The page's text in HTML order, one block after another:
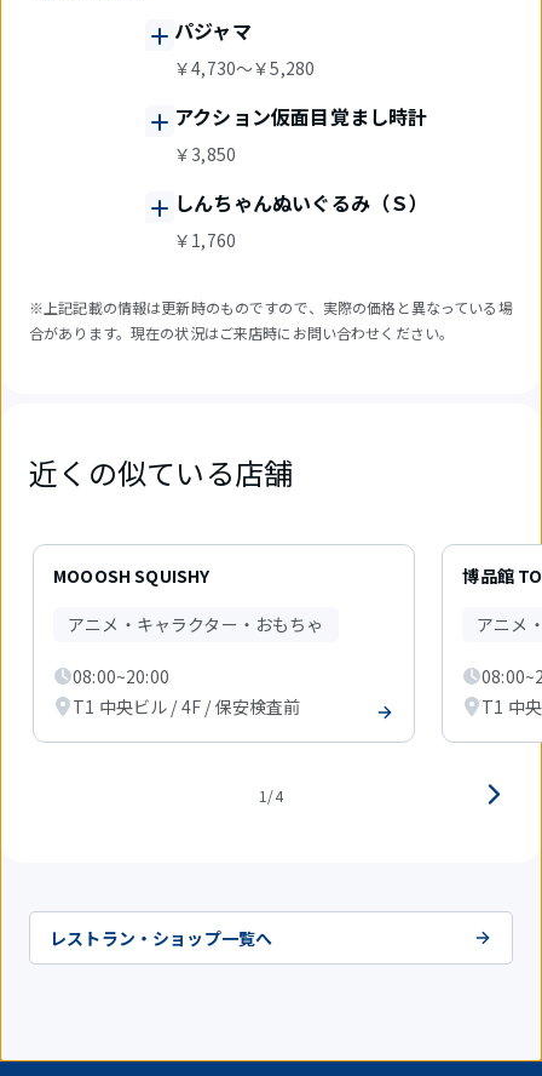
パジャマ
￥4,730～￥5,280
アクション仮面目覚まし時計
￥3,850
しんちゃんぬいぐるみ（Ｓ）
￥1,760
※上記記載の情報は更新時のものですので、実際の価格と異なっている場
合があります。現在の状況はご来店時にお問い合わせください。
近くの似ている店舗
MOOOSH SQUISHY
アニメ・キャラクター・おもちゃ
08:00~20:00
T1 中央ビル / 4F / 保安検査前
博品館
アニメ
T1 中
1/4
レストラン・ショップ一覧へ